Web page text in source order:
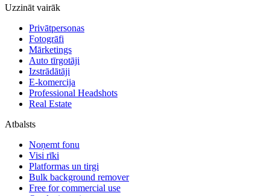
Uzzināt vairāk
Privātpersonas
Fotogrāfi
Mārketings
Auto tīrgotāji
Izstrādātāji
E-komercija
Professional Headshots
Real Estate
Atbalsts
Noņemt fonu
Visi rīki
Platformas un tirgi
Bulk background remover
Free for commercial use